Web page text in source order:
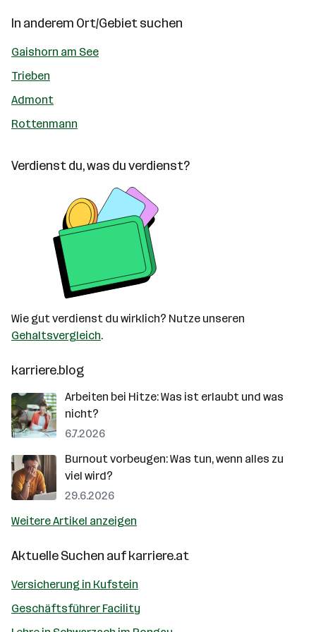
In anderem Ort/Gebiet suchen
Gaishorn am See
Trieben
Admont
Rottenmann
Verdienst du, was du verdienst?
Wie gut verdienst du wirklich? Nutze unseren
Gehaltsvergleich.
karriere.blog
Arbeiten bei Hitze: Was ist erlaubt und was
nicht?
6.7.2026
Burnout vorbeugen: Was tun, wenn alles zu
viel wird?
29.6.2026
Weitere Artikel anzeigen
Aktuelle Suchen aufkarriere.at
Versicherung in Kufstein
Geschäftsführer Facility